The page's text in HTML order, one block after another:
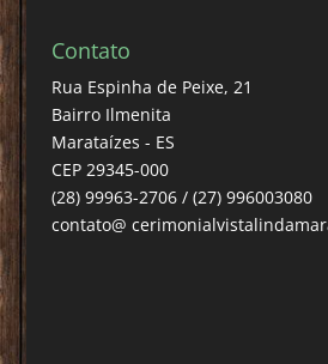
Contato
Rua Espinha de Peixe, 21
Bairro Ilmenita
Marataízes - ES
CEP 29345-000
(28) 99963-2706 / (27) 996003080
contato@